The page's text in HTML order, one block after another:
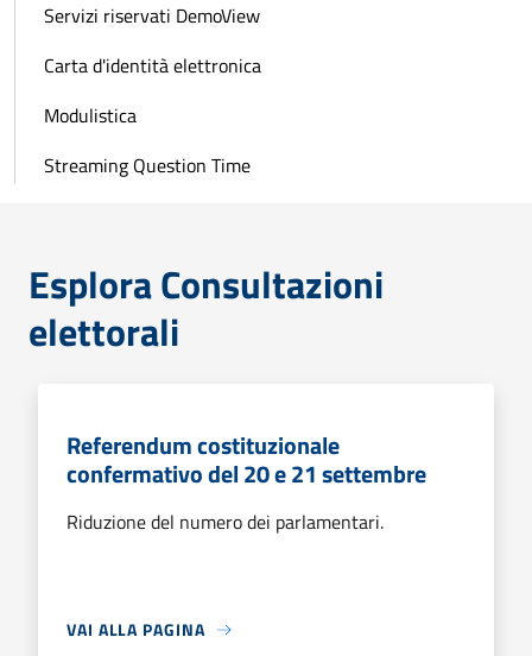
Servizi riservati DemoView
Carta d'identità elettronica
Modulistica
Streaming Question Time
Esplora Consultazioni
elettorali
Referendum costituzionale
confermativo del 20 e 21 settembre
Riduzione del numero dei parlamentari.
VAI ALLA PAGINA